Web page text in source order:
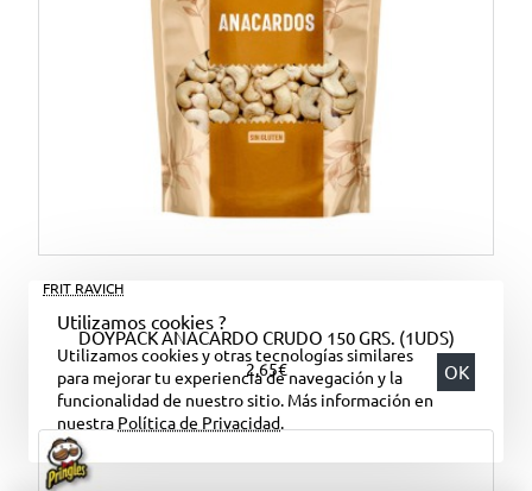
Utilizamos cookies ?
Utilizamos cookies y otras tecnologías similares
para mejorar tu experiencia de navegación y la
funcionalidad de nuestro sitio. Más información en
nuestra Política de Privacidad.
OK
FRIT RAVICH
DOYPACK ANACARDO CRUDO 150 GRS. (1UDS)
2,65€